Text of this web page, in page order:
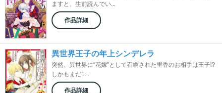
ますと、生前読んでい...
作品詳細
異世界王子の年上シンデレラ
突然、異世界に“花嫁”として召喚された里香のお相手は王子!?
しかもまだ1...
作品詳細